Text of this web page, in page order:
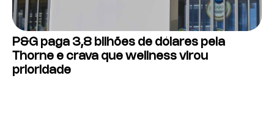
P&G paga 3,8 bilhões de dólares pela
Thorne e crava que wellness virou
prioridade